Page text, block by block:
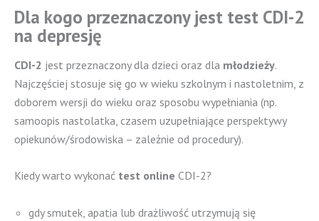
Dla kogo przeznaczony jest test CDI-2
na depresję
CDI-2 jest przeznaczony dla dzieci oraz dla młodzieży.
Najczęściej stosuje się go w wieku szkolnym i nastoletnim, z
doborem wersji do wieku oraz sposobu wypełniania (np.
samoopis nastolatka, czasem uzupełniające perspektywy
opiekunów/środowiska – zależnie od procedury).
Kiedy warto wykonać test online CDI-2?
gdy smutek, apatia lub drażliwość utrzymują się